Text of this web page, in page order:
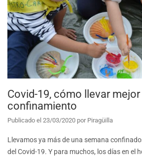
Covid-19, cómo llevar mejor
confinamiento
Publicado el 23/03/2020 por Piragüilla
Llevamos ya más de una semana
del Covid-19. Y para muchos, los días en el